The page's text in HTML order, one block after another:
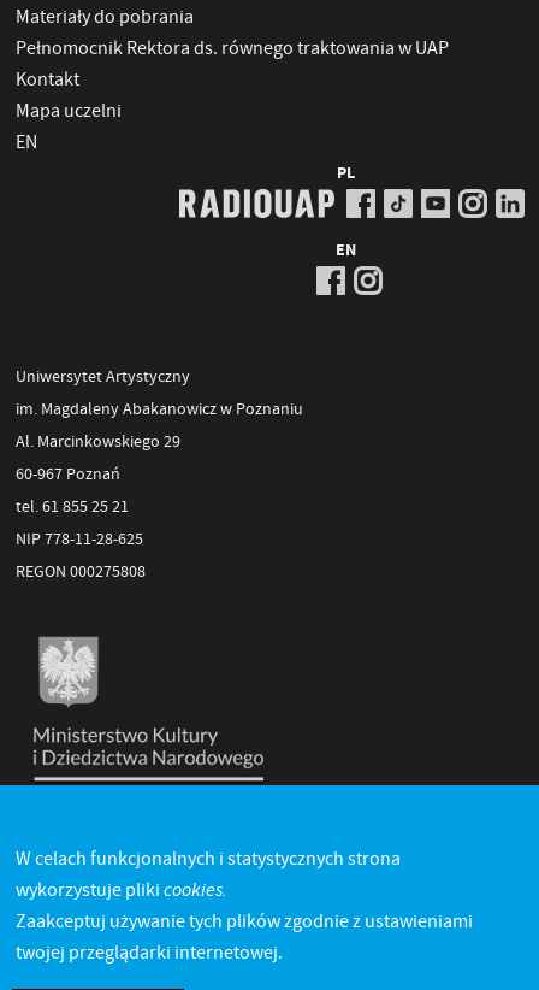
Materiały do pobrania
Pełnomocnik Rektora ds. równego traktowania w UAP
Kontakt
Mapa uczelni
EN
PL
EN
Uniwersytet Artystyczny
im. Magdaleny Abakanowicz w Poznaniu
Al. Marcinkowskiego 29
60-967 Poznań
tel. 61 855 25 21
NIP 778-11-28-625
REGON 000275808
W celach funkcjonalnych i statystycznych strona
wykorzystuje pliki cookies.
Zaakceptuj używanie tych plików zgodnie z ustawieniami
twojej przeglądarki internetowej.